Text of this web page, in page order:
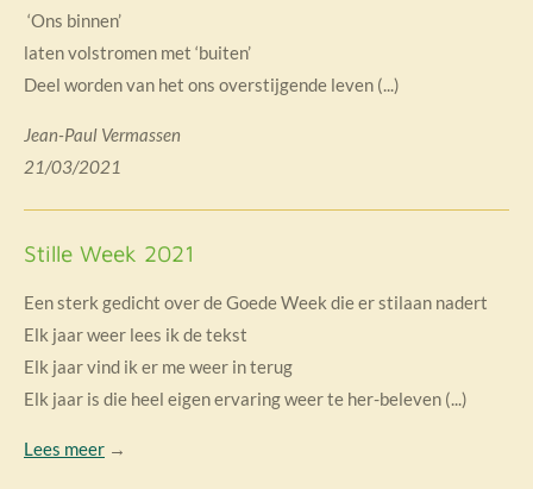
‘Ons binnen’
laten volstromen met ‘buiten’
Deel worden van het ons overstijgende leven (...)
Jean-Paul Vermassen
21/03/2021
Stille Week 2021
Een sterk gedicht over de Goede Week die er stilaan nadert
Elk jaar weer lees ik de tekst
Elk jaar vind ik er me weer in terug
Elk jaar is die heel eigen ervaring weer te her-beleven (...)
Lees meer →